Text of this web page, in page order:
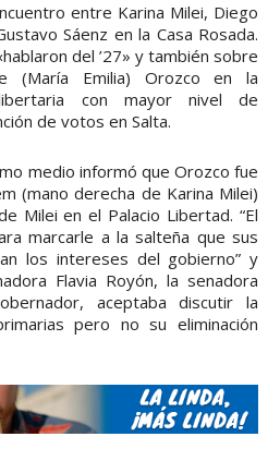
entre Karina Milei, Diego
Sáenz en la Casa Rosada.
del ’27» y también sobre
(María Emilia) Orozco en la
con mayor nivel de
de votos en Salta.
medio informó que Orozco fue
(mano derecha de Karina Milei)
Milei en el Palacio Libertad. “El
marcarle a la salteña que sus
los intereses del gobierno” y
Flavia Royón, la senadora
aceptaba discutir la
pero no su eliminación